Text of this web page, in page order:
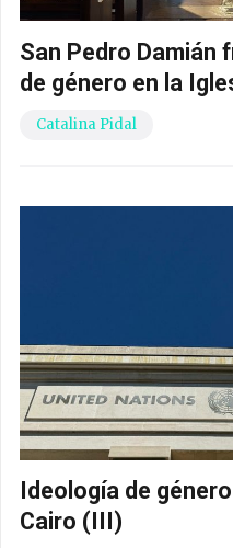
San Pedro Damián
de género en la
Catalina Pidal
Ideología de
Cairo (III)